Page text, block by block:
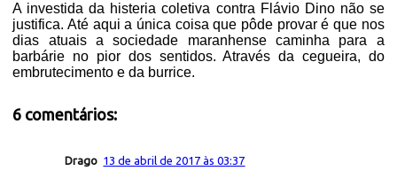
A investida da histeria coletiva contra Flávio Dino não se
justifica. Até aqui a única coisa que pôde provar é que nos
dias atuais a sociedade maranhense caminha para a
barbárie no pior dos sentidos. Através da cegueira, do
embrutecimento e da burrice.
6 comentários:
Drago 13 de abril de 2017 às 03:37